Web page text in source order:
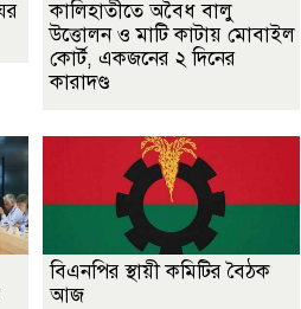
কালিহাতীতে অবৈধ বালু
উত্তোলন ও মাটি কাটায় মোবাইল
কোর্ট, একজনের ২ দিনের
কারাদণ্ড
বিএনপির স্থায়ী কমিটির বৈঠক
আজ